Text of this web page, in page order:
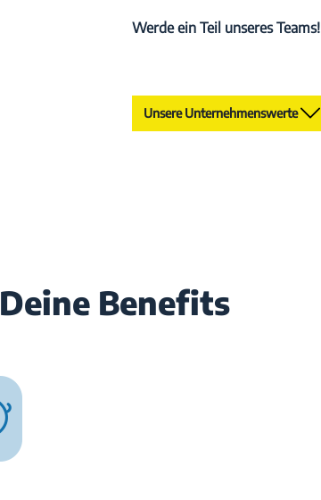
Werde ein Teil unseres Teams!
Unsere Unternehmenswerte
Deine Benefits